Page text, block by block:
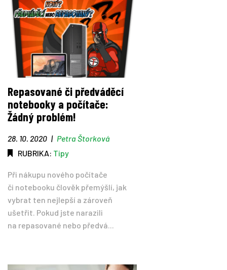
Repasované či předváděcí
notebooky a počítače:
Žádný problém!
28. 10. 2020 | Petra Štorková
RUBRIKA: Tipy
Při nákupu nového počítače
či notebooku člověk přemýšlí, jak
vybrat ten nejlepší a zároveň
ušetřit. Pokud jste narazili
na repasované nebo předvá...